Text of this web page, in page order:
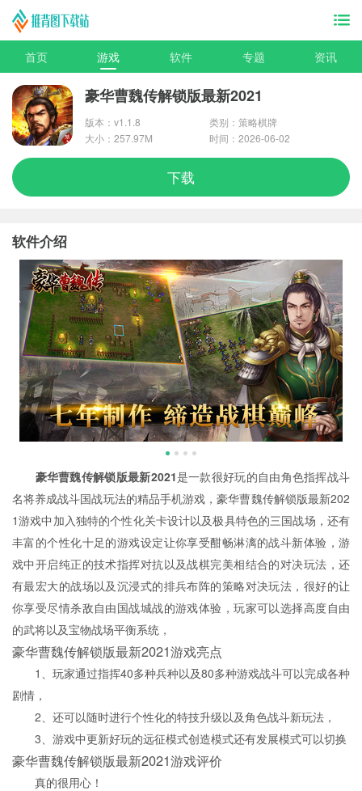
首页 游戏 软件 专题 资讯
豪华曹魏传解锁版最新2021
版本：v1.1.8
类别：策略棋牌
大小：257.97M
时间：2026-06-02
下载
软件介绍
豪华曹魏传解锁版最新2021是一款很好玩的自由角色指挥战斗
名将养成战斗国战玩法的精品手机游戏，豪华曹魏传解锁版最新202
1游戏中加入独特的个性化关卡设计以及极具特色的三国战场，还有
丰富的个性化十足的游戏设定让你享受酣畅淋漓的战斗新体验，游
戏中开启纯正的技术指挥对抗以及战棋完美相结合的对决玩法，还
有最宏大的战场以及沉浸式的排兵布阵的策略对决玩法，很好的让
你享受尽情杀敌自由国战城战的游戏体验，玩家可以选择高度自由
的武将以及宝物战场平衡系统，
豪华曹魏传解锁版最新2021游戏亮点
1、玩家通过指挥40多种兵种以及80多种游戏战斗可以完成各种
剧情，
2、还可以随时进行个性化的特技升级以及角色战斗新玩法，
3、游戏中更新好玩的远征模式创造模式还有发展模式可以切换
豪华曹魏传解锁版最新2021游戏评价
真的很用心！